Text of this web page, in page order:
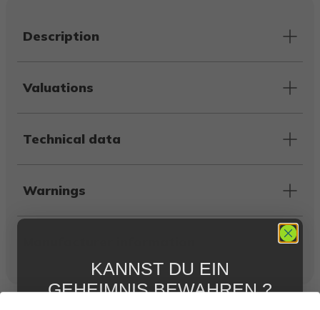
Description
Valuations
Technical data
Warnings
KANNST DU EIN
GEHEIMNIS BEWAHREN ?